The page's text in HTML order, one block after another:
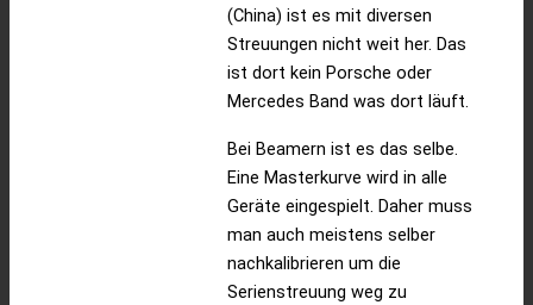
(China) ist es mit diversen
Streuungen nicht weit her. Das
ist dort kein Porsche oder
Mercedes Band was dort läuft.
Bei Beamern ist es das selbe.
Eine Masterkurve wird in alle
Geräte eingespielt. Daher muss
man auch meistens selber
nachkalibrieren um die
Serienstreuung weg zu